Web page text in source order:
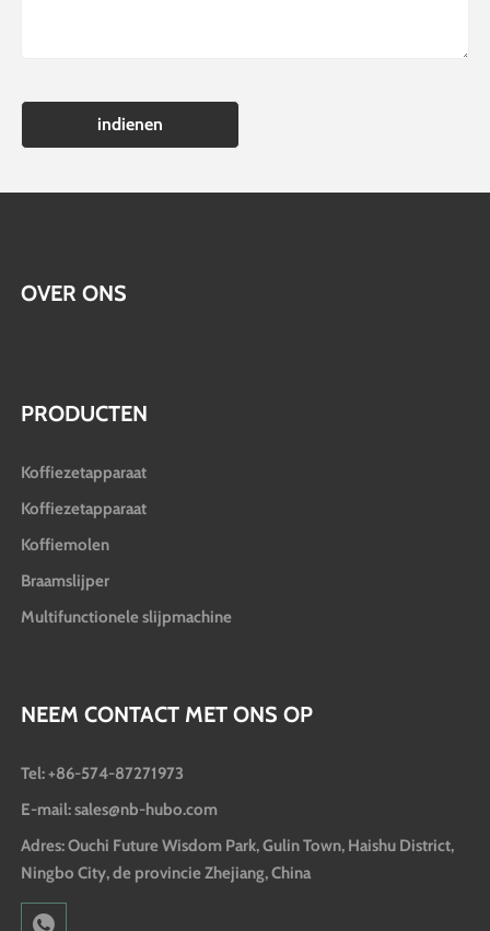
indienen
OVER ONS
PRODUCTEN
Koffiezetapparaat
Koffiezetapparaat
Koffiemolen
Braamslijper
Multifunctionele slijpmachine
NEEM CONTACT MET ONS OP
Tel: +86-574-87271973
E-mail: sales@nb-hubo.com
Adres: Ouchi Future Wisdom Park, Gulin Town, Haishu District,
Ningbo City, de provincie Zhejiang, China